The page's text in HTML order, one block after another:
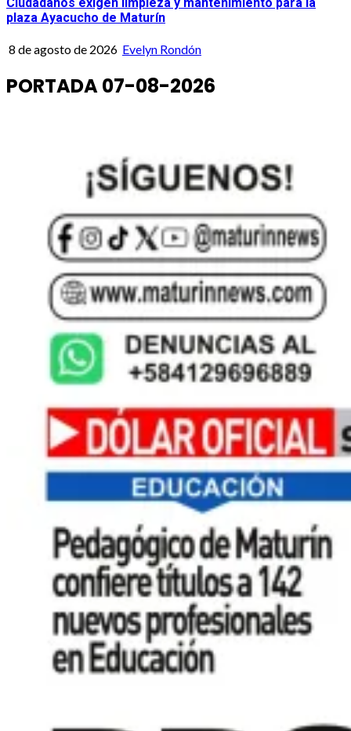
plaza Ayacucho de Maturín
8 de agosto de 2026 Evelyn Rondón
PORTADA 07-08-2026